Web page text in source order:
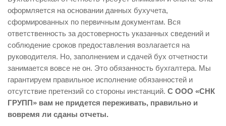
оформляется на основании данных бухучета,
сформированных по первичным документам. Вся
ответственность за достоверность указанных сведений и
соблюдение сроков предоставления возлагается на
руководителя. Но, заполнением и сдачей бух отчетности
занимается вовсе не он. Это обязанность бухгалтера. Мы
гарантируем правильное исполнение обязанностей и
отсутствие претензий со стороны инстанций. С ООО «СНК
ГРУПП» вам не придется переживать, правильно и
вовремя ли сданы отчеты.